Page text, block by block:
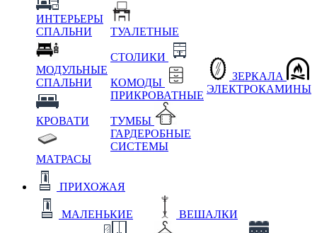
ИНТЕРЬЕРЫ
СПАЛЬНИ
МОДУЛЬНЫЕ
СПАЛЬНИ
КРОВАТИ
МАТРАСЫ
ТУАЛЕТНЫЕ
СТОЛИКИ
КОМОДЫ
ПРИКРОВАТНЫЕ
ТУМБЫ
ГАРДЕРОБНЫЕ
СИСТЕМЫ
ЗЕРКАЛА
ЭЛЕКТРОКАМИНЫ
ПРИХОЖАЯ
МАЛЕНЬКИЕ ВЕШАЛКИ